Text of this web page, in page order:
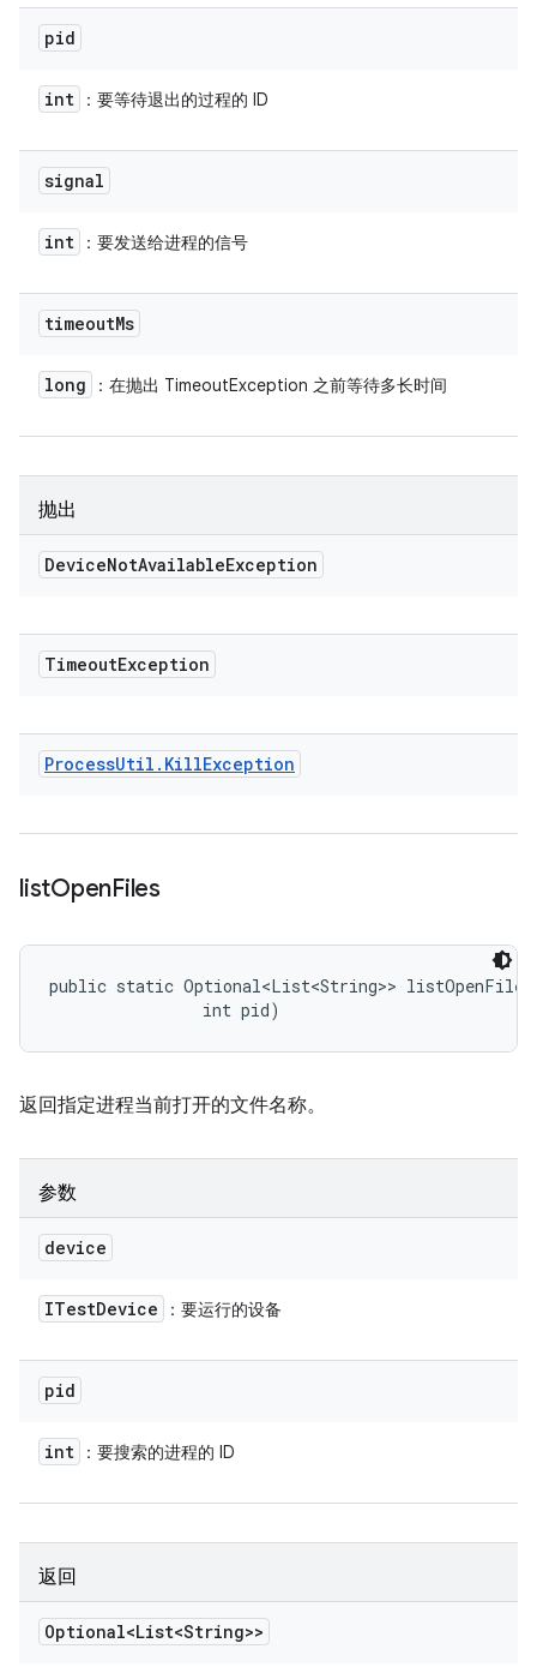
pid
int ：要等待退出的过程的 ID
signal
int ：要发送给进程的信号
timeoutMs
long ：在抛出 TimeoutException 之前等待多长时间
抛出
DeviceNotAvailableException
TimeoutException
ProcessUtil . KillException
listOpenFiles
public static Optional<List<String>>
                int pid)
返回指定进程当前打开的文件名称。
参数
device
ITestDevice ：要运行的设备
pid
int ：要搜索的进程的 ID
返回
Optional<List<String>>